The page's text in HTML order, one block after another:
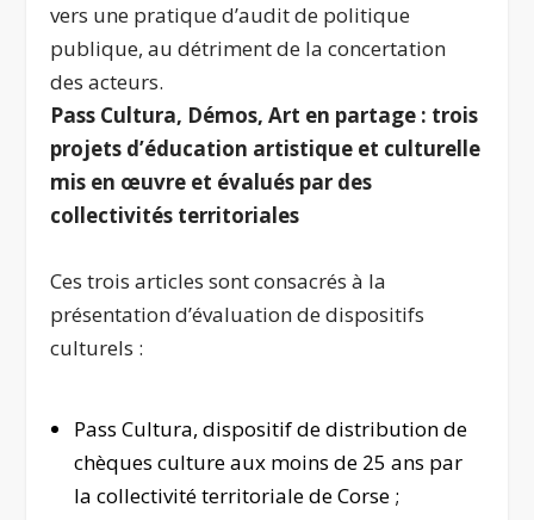
vers une pratique d’audit de politique
publique, au détriment de la concertation
des acteurs.
Pass Cultura, Démos, Art en partage : trois
projets d’éducation artistique et culturelle
mis en œuvre et évalués par des
collectivités territoriales
Ces trois articles sont consacrés à la
présentation d’évaluation de dispositifs
culturels :
Pass Cultura, dispositif de distribution de
chèques culture aux moins de 25 ans par
la collectivité territoriale de Corse ;